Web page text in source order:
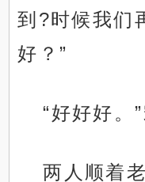
到?时候我们
好？”
“好好好。
两人顺着